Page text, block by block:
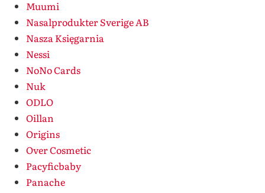
Muumi
Nasalprodukter Sverige AB
Nasza Księgarnia
Nessi
NoNo Cards
Nuk
ODLO
Oillan
Origins
Over Cosmetic
Pacyficbaby
Panache